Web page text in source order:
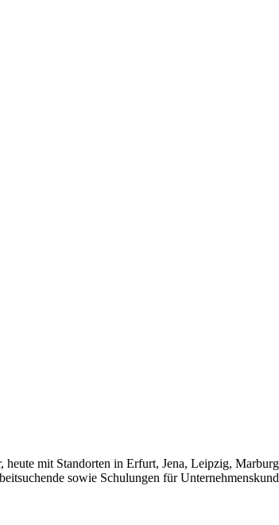
mit Standorten in Erfurt, Jena, Leipzig,
sowie Schulungen für